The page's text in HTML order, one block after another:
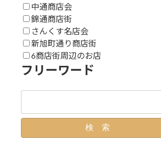
中通商店会
錦通商店街
さんくす名店会
新旭町通り商店街
6商店街周辺のお店
フリーワード